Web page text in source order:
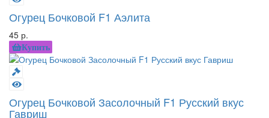
Огурец Бочковой F1 Аэлита
45 р.
Купить
Огурец Бочковой Засолочный F1 Русский вкус
Гавриш